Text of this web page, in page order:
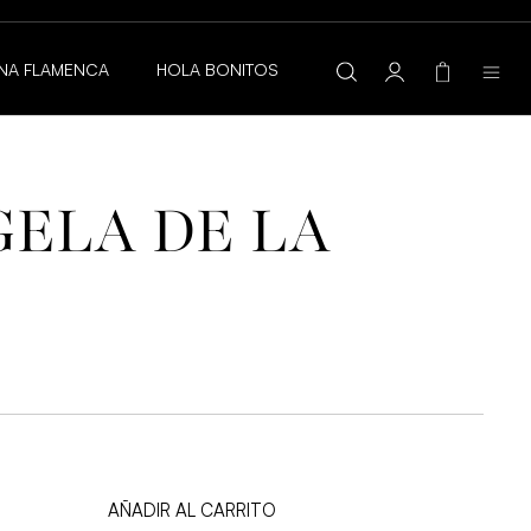
FLAMENCA HOLA BONITOS
DE LA
AÑADIR AL CARRITO